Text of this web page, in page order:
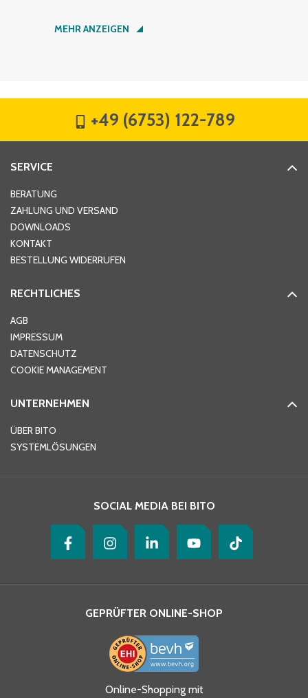
Nachname*
Hausnummer
Ort*
Telefon
Ja, ich habe die
MEHR ANZEIGEN
+49 (6753) 122-789
SERVICE
BERATUNG
ZAHLUNG UND VERSAND
DOWNLOADS
KONTAKT
BESTELLUNG WIDERRUFEN
RECHTLICHES
AGB
IMPRESSUM
DATENSCHUTZ
COOKIE MANAGEMENT
UNTERNEHMEN
ÜBER BITO
SYSTEMLÖSUNGEN
SOCIAL MEDIA BEI BITO
GEPRÜFTER ONLINE-SHOP
Online-Shopping mit